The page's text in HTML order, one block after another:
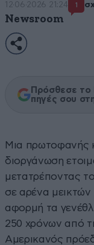
12·06·2026 21:24 1
Newsroom
Πρόσθεσε το
πηγές σου
Μια πρωτοφανής
διοργάνωση
μετατρέποντας
σε αρένα
αφορμή τα
250 χρόνων από
Αμερικανός